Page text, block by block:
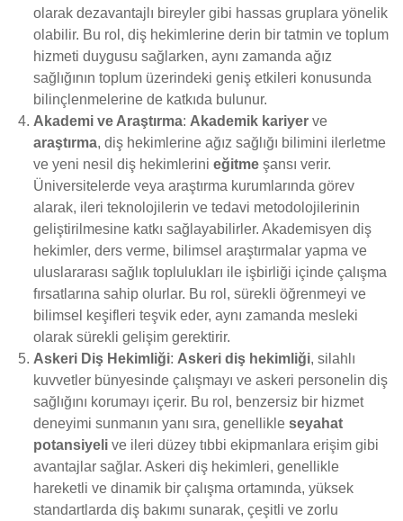
olarak dezavantajlı bireyler gibi hassas gruplara yönelik
olabilir. Bu rol, diş hekimlerine derin bir tatmin ve toplum
hizmeti duygusu sağlarken, aynı zamanda ağız
sağlığının toplum üzerindeki geniş etkileri konusunda
bilinçlenmelerine de katkıda bulunur.
Akademi ve Araştırma: Akademik kariyer ve
araştırma, diş hekimlerine ağız sağlığı bilimini ilerletme
ve yeni nesil diş hekimlerinieğitme şansı verir.
Üniversitelerde veya araştırma kurumlarında görev
alarak, ileri teknolojilerin ve tedavi metodolojilerinin
geliştirilmesine katkı sağlayabilirler. Akademisyen diş
hekimler, ders verme, bilimsel araştırmalar yapma ve
uluslararası sağlık toplulukları ile işbirliği içinde çalışma
fırsatlarına sahip olurlar. Bu rol, sürekli öğrenmeyi ve
bilimsel keşifleri teşvik eder, aynı zamanda mesleki
olarak sürekli gelişim gerektirir.
Askeri Diş Hekimliği: Askeri diş hekimliği, silahlı
kuvvetler bünyesinde çalışmayı ve askeri personelin diş
sağlığını korumayı içerir. Bu rol, benzersiz bir hizmet
deneyimi sunmanın yanı sıra, genellikleseyahat
potansiyeli ve ileri düzey tıbbi ekipmanlara erişim gibi
avantajlar sağlar. Askeri diş hekimleri, genellikle
hareketli ve dinamik bir çalışma ortamında, yüksek
standartlarda diş bakımı sunarak, çeşitli ve zorlu